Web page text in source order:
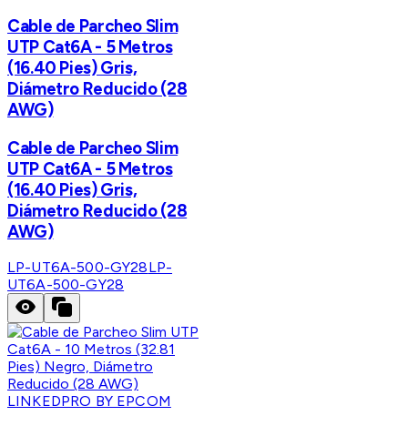
Cable de Parcheo Slim
UTP Cat6A - 5 Metros
(16.40 Pies) Gris,
Diámetro Reducido (28
AWG)
Cable de Parcheo Slim
UTP Cat6A - 5 Metros
(16.40 Pies) Gris,
Diámetro Reducido (28
AWG)
LP-UT6A-500-GY28LP-
UT6A-500-GY28
LINKEDPRO BY EPCOM